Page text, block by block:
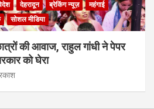
देहरादून ब्रेकिंग न्यूज़
महंगाई
सोशल मीडिया
की आवाज, राहुल गांधी ने पेपर
को घेरा